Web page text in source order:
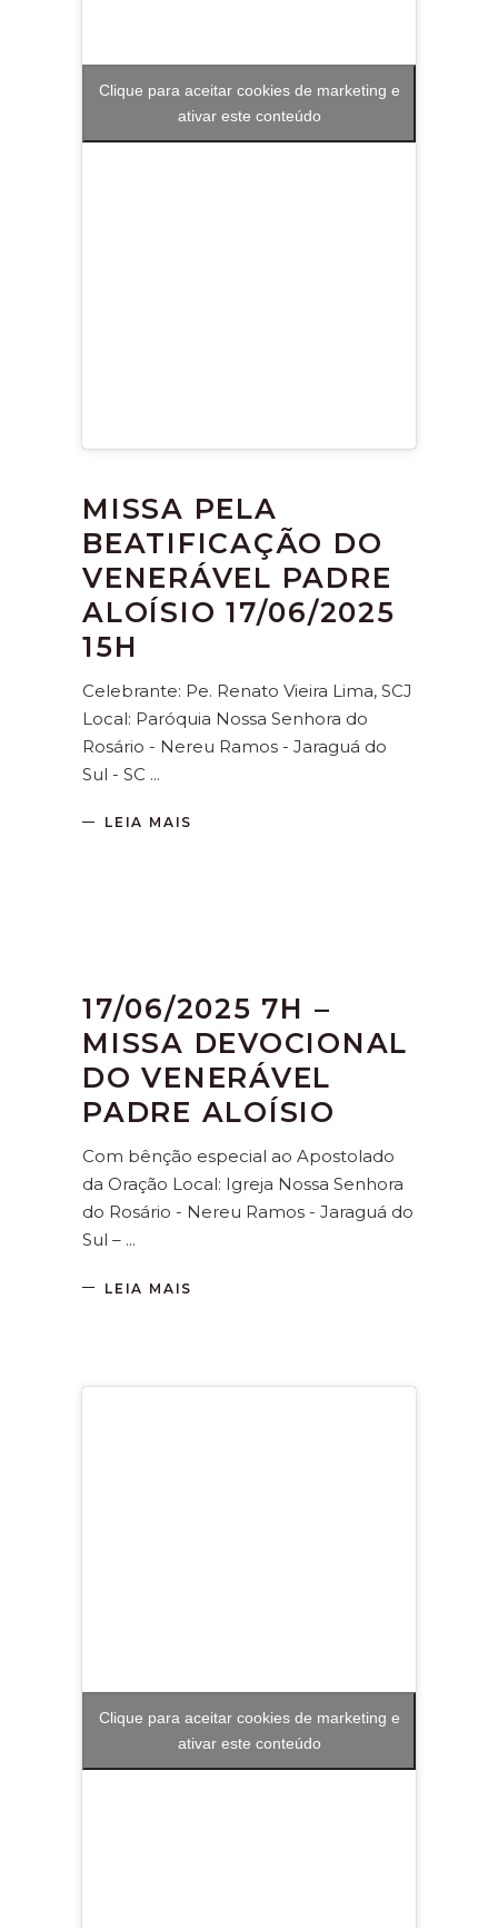
Clique para aceitar cookies de marketing e
ativar este conteúdo
MISSA PELA
BEATIFICAÇÃO DO
VENERÁVEL PADRE
ALOÍSIO 17/06/2025
15H
Celebrante: Pe. Renato Vieira Lima, SCJ
Local: Paróquia Nossa Senhora do
Rosário - Nereu Ramos - Jaraguá do
Sul - SC
LEIA MAIS
17/06/2025 7H –
MISSA DEVOCIONAL
DO VENERÁVEL
PADRE ALOÍSIO
Com bênção especial ao Apostolado
da Oração Local: Igreja Nossa Senhora
do Rosário - Nereu Ramos - Jaraguá do
Sul –
LEIA MAIS
Clique para aceitar cookies de marketing e
ativar este conteúdo